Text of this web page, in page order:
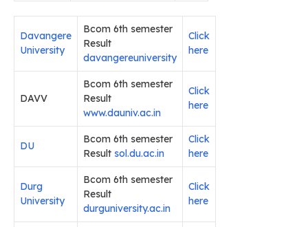
Davangere
University
Bcom 6th semester
Result
davangereuniversity
Click
here
DAVV
Bcom 6th semester
Result
www.dauniv.ac.in
Click
here
DU
Bcom 6th semester
Result sol.du.ac.in
Click
here
Durg
University
Bcom 6th semester
Result
durguniversity.ac.in
Click
here